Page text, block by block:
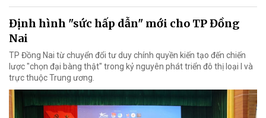
Định hình "sức hấp dẫn" mới cho TP Đồng
Nai
TP Đồng Nai từ chuyển đổi tư duy chính quyền kiến tạo đến chiến
lược "chọn đại bàng thật" trong kỷ nguyên phát triển đô thị loại I và
trực thuộc Trung ương.